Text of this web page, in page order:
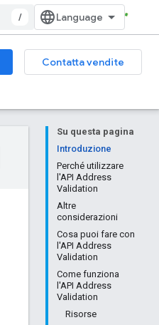
/
Contatta vendite
Su questa pagina
Introduzione
Perché utilizzare
l'API Address
Validation
Altre
considerazioni
Cosa puoi fare con
l'API Address
Validation
Come funziona
l'API Address
Validation
Risorse